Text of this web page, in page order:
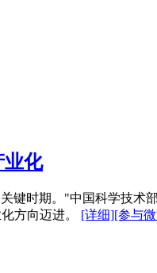
业化
键时期。"中国科学技
方向迈进。 [详细][参与